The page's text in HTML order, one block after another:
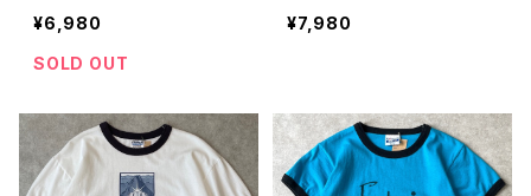
ージ イヤホン ヘッドホン I
Tテック デジタル マラソン
古着 2006 00年代 2000s
テージ L 26072410
¥6,980
SOLD OUT
ーTシャツ ウイスキー 酒 企
業ロゴ ヴィンテージ 古着
テージ Canadian Club L
26062606
¥7,980